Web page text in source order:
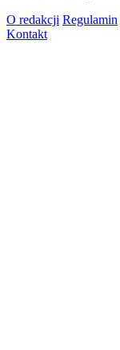
O redakcji Regulamin
Kontakt